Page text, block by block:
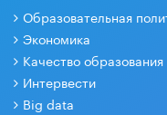
Образовательная
Экономика
Качество образования
Интервести
Big data